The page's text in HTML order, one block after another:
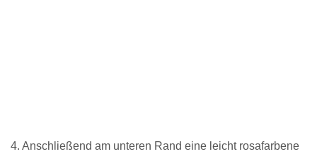
4. Anschließend am unteren Rand eine leicht rosafarbene